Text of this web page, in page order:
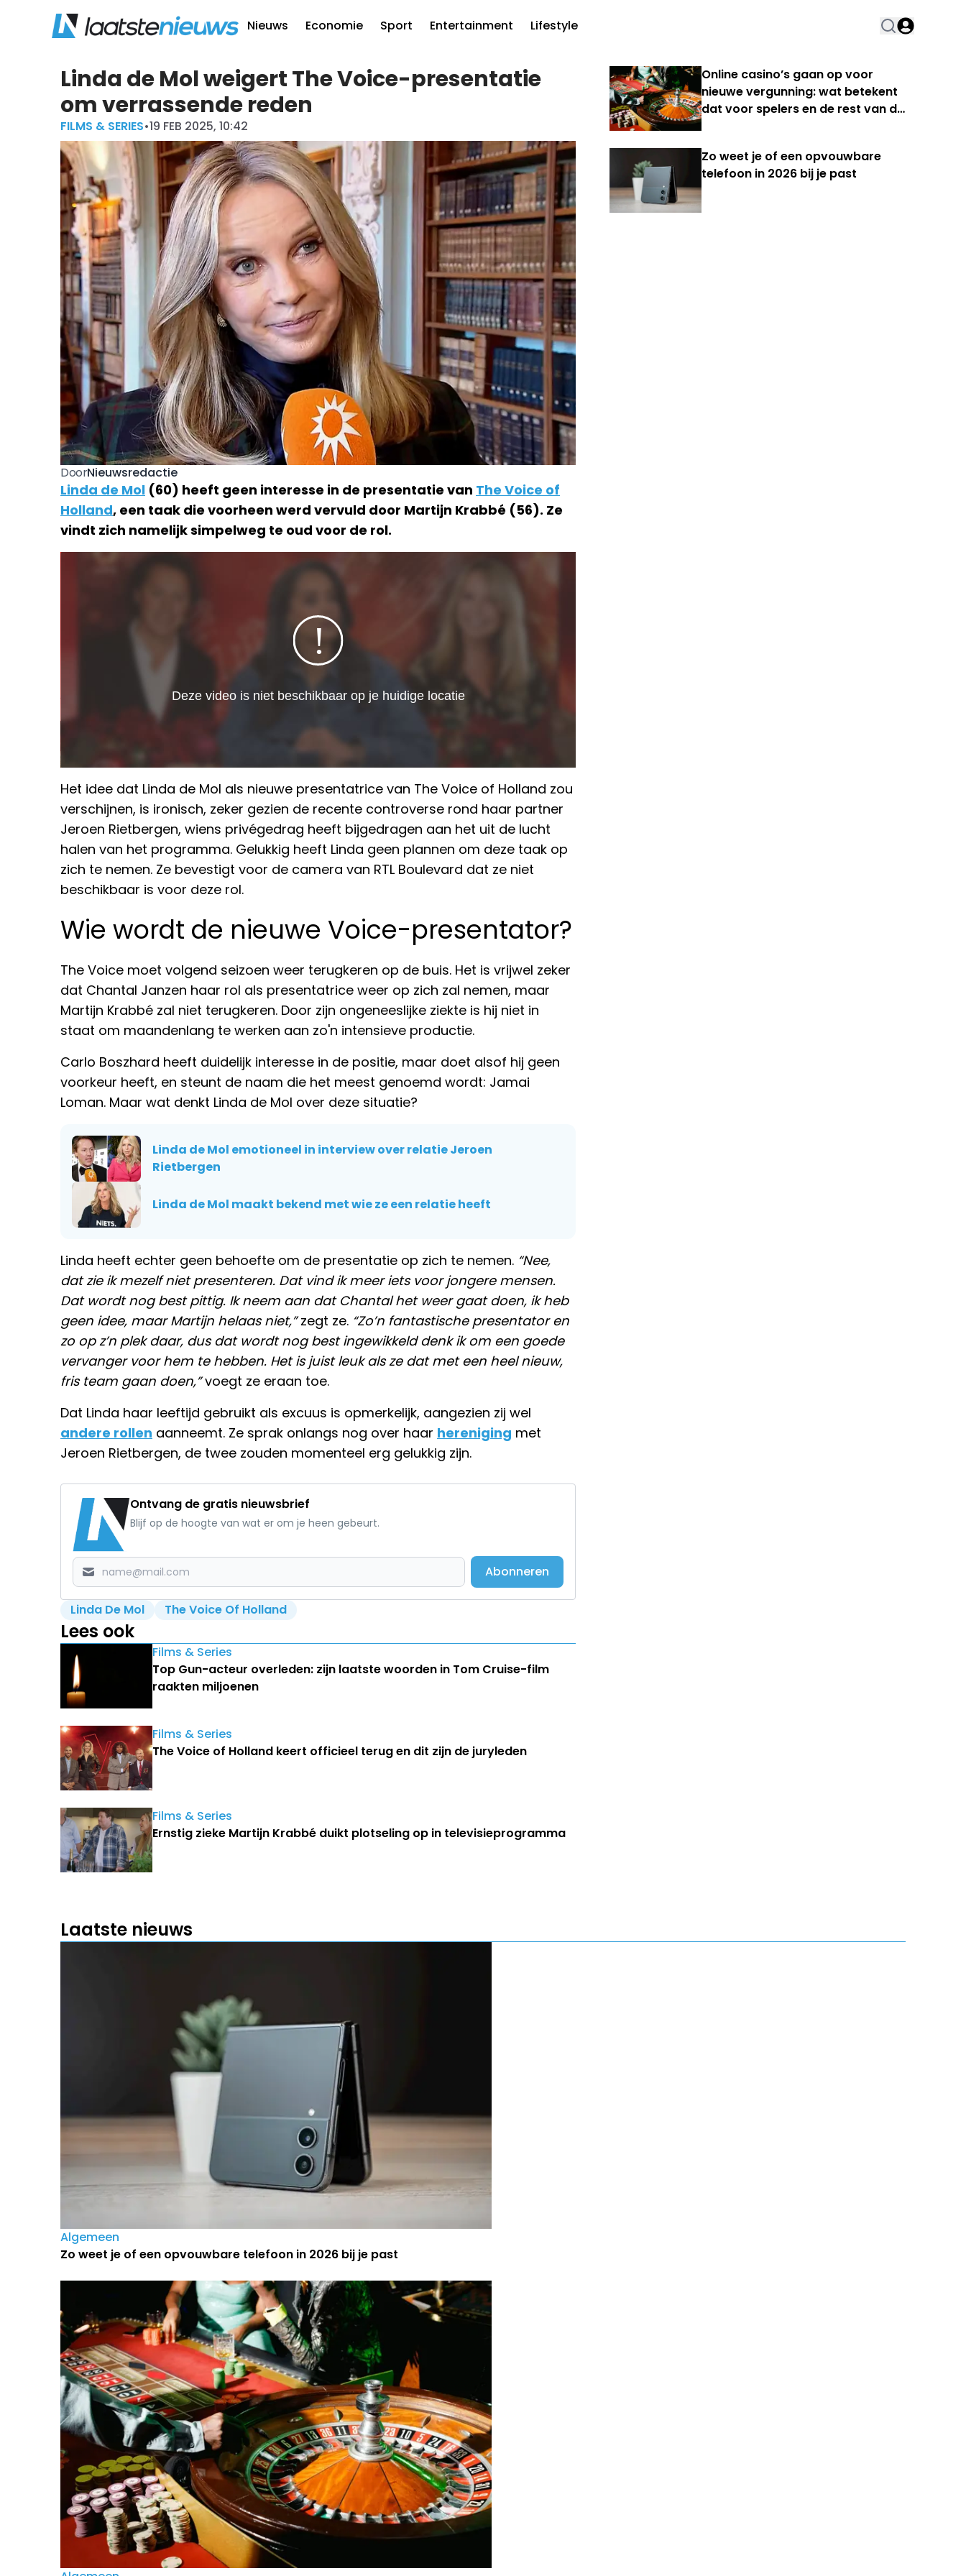
Nieuws Economie Sport Entertainment Lifestyle
Linda de Mol weigert The Voice-presentatie
om verrassende reden
FILMS & SERIES•19 FEB 2025, 10:42
DoorNieuwsredactie
Linda de Mol (60) heeft geen interesse in de presentatie van The Voice of
Holland, een taak die voorheen werd vervuld door Martijn Krabbé (56). Ze
vindt zich namelijk simpelweg te oud voor de rol.
Het idee dat Linda de Mol als nieuwe presentatrice van The Voice of Holland zou
verschijnen, is ironisch, zeker gezien de recente controverse rond haar partner
Jeroen Rietbergen, wiens privégedrag heeft bijgedragen aan het uit de lucht
halen van het programma. Gelukkig heeft Linda geen plannen om deze taak op
zich te nemen. Ze bevestigt voor de camera van RTL Boulevard dat ze niet
beschikbaar is voor deze rol.
Wie wordt de nieuwe Voice-presentator?
The Voice moet volgend seizoen weer terugkeren op de buis. Het is vrijwel zeker
dat Chantal Janzen haar rol als presentatrice weer op zich zal nemen, maar
Martijn Krabbé zal niet terugkeren. Door zijn ongeneeslijke ziekte is hij niet in
staat om maandenlang te werken aan zo'n intensieve productie.
Carlo Boszhard heeft duidelijk interesse in de positie, maar doet alsof hij geen
voorkeur heeft, en steunt de naam die het meest genoemd wordt: Jamai
Loman. Maar wat denkt Linda de Mol over deze situatie?
Linda de Mol emotioneel in interview over relatie Jeroen
Rietbergen
Linda de Mol maakt bekend met wie ze een relatie heeft
Linda heeft echter geen behoefte om de presentatie op zich te nemen. “Nee,
dat zie ik mezelf niet presenteren. Dat vind ik meer iets voor jongere mensen.
Dat wordt nog best pittig. Ik neem aan dat Chantal het weer gaat doen, ik heb
geen idee, maar Martijn helaas niet,”zegt ze. “Zo’n fantastische presentator en
zo op z’n plek daar, dus dat wordt nog best ingewikkeld denk ik om een goede
vervanger voor hem te hebben. Het is juist leuk als ze dat met een heel nieuw,
fris team gaan doen,”voegt ze eraan toe.
Dat Linda haar leeftijd gebruikt als excuus is opmerkelijk, aangezien zij wel
andere rollen aanneemt. Ze sprak onlangs nog over haar hereniging met
Jeroen Rietbergen, de twee zouden momenteel erg gelukkig zijn.
Ontvang de gratis nieuwsbrief
Blijf op de hoogte van wat er om je heen gebeurt.
Abonneren
Linda De Mol The Voice Of Holland
Lees ook
Films & Series
Top Gun-acteur overleden: zijn laatste woorden in Tom Cruise-film
raakten miljoenen
Films & Series
The Voice of Holland keert officieel terug en dit zijn de juryleden
Films & Series
Ernstig zieke Martijn Krabbé duikt plotseling op in televisieprogramma
Online casino’s gaan op voor
nieuwe vergunning: wat betekent
dat voor spelers en de rest van de
Zo weet je of een opvouwbare
telefoon in 2026 bij je past
Laatste nieuws
Algemeen
Zo weet je of een opvouwbare telefoon in 2026 bij je past